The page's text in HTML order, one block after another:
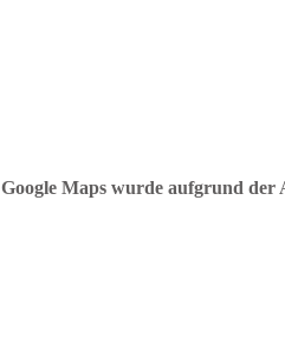
Google Maps wurde aufgrund